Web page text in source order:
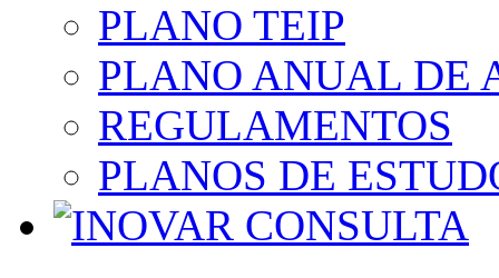
PLANO TEIP
PLANO ANUAL DE
REGULAMENTOS
PLANOS DE